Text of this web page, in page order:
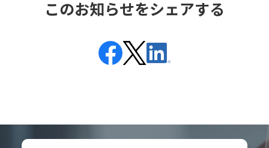
このお知らせをシェアする